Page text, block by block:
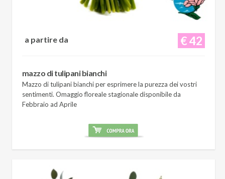
€ 42
a partire da
mazzo di tulipani bianchi
Mazzo di tulipani bianchi per esprimere la purezza dei vostri
sentimenti. Omaggio floreale stagionale disponibile da
Febbraio ad Aprile